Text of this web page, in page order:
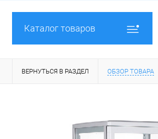
Каталог товаров
ВЕРНУТЬСЯ В РАЗДЕЛ ОБЗОР ТОВАРА